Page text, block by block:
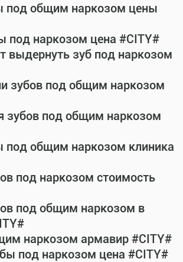
под общим наркозом цены
под наркозом цена #CITY#
выдернуть зуб под наркозом
зубов под общим наркозом
зубов под общим наркозом
под общим наркозом клиника
под наркозом стоимость
под общим наркозом в
наркозом армавир #CITY#
под наркозом цена #CITY#